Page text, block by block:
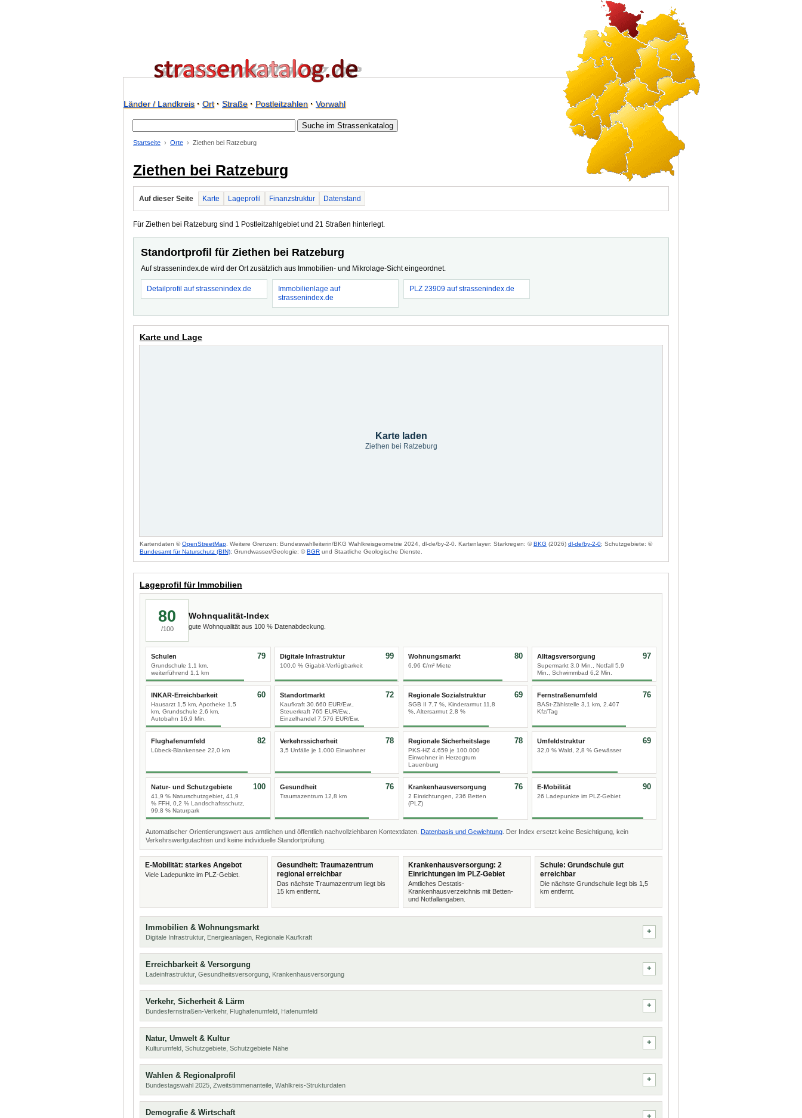
Länder / Landkreis· Ort· Straße· Postleitzahlen· Vorwahl
Startseite Orte Ziethen bei Ratzeburg
Ziethen bei Ratzeburg
Auf dieser Seite Karte Lageprofil Finanzstruktur Datenstand
Für Ziethen bei Ratzeburg sind 1 Postleitzahlgebiet und 21 Straßen hinterlegt.
Standortprofil für Ziethen bei Ratzeburg
Auf strassenindex.de wird der Ort zusätzlich aus Immobilien- und Mikrolage-Sicht eingeordnet.
Detailprofil auf strassenindex.de
Immobilienlage auf
strassenindex.de
PLZ 23909 auf strassenindex.de
Karte und Lage
Karte laden
Ziethen bei Ratzeburg
Kartendaten ©OpenStreetMap . Weitere Grenzen: Bundeswahlleiterin/BKG Wahlkreisgeometrie 2024, dl-de/by-2-0. Kartenlayer: Starkregen: ©BKG (2026) dl-de/by-2-0; Schutzgebiete: ©
Bundesamt für Naturschutz (BfN); Grundwasser/Geologie: ©BGR und Staatliche Geologische Dienste.
Lageprofil für Immobilien
80
/100
Wohnqualität-Index
gute Wohnqualität aus 100 % Datenabdeckung.
Schulen
Grundschule 1,1 km,
weiterführend 1,1 km
79 Digitale Infrastruktur
100,0 % Gigabit-Verfügbarkeit
99 Wohnungsmarkt
6,96 €/m² Miete
80 Alltagsversorgung
Supermarkt 3,0 Min., Notfall 5,9
Min., Schwimmbad 6,2 Min.
97
INKAR-Erreichbarkeit
Hausarzt 1,5 km, Apotheke 1,5
km, Grundschule 2,6 km,
Autobahn 16,9 Min.
60 Standortmarkt
Kaufkraft 30.660 EUR/Ew.,
Steuerkraft 765 EUR/Ew.,
Einzelhandel 7.576 EUR/Ew.
72 Regionale Sozialstruktur
SGB II 7,7 %, Kinderarmut 11,8
%, Altersarmut 2,8 %
69 Fernstraßenumfeld
BASt-Zählstelle 3,1 km, 2.407
Kfz/Tag
76
Flughafenumfeld
Lübeck-Blankensee 22,0 km
82 Verkehrssicherheit
3,5 Unfälle je 1.000 Einwohner
78 Regionale Sicherheitslage
PKS-HZ 4.659 je 100.000
Einwohner in Herzogtum
Lauenburg
78 Umfeldstruktur
32,0 % Wald, 2,8 % Gewässer
69
Natur- und Schutzgebiete
41,9 % Naturschutzgebiet, 41,9
% FFH, 0,2 % Landschaftsschutz,
99,8 % Naturpark
100 Gesundheit
Traumazentrum 12,8 km
76 Krankenhausversorgung
2 Einrichtungen, 236 Betten
(PLZ)
76 E-Mobilität
26 Ladepunkte im PLZ-Gebiet
90
Automatischer Orientierungswert aus amtlichen und öffentlich nachvollziehbaren Kontextdaten. Datenbasis und Gewichtung . Der Index ersetzt keine Besichtigung, kein
Verkehrswertgutachten und keine individuelle Standortprüfung.
E-Mobilität: starkes Angebot
Viele Ladepunkte im PLZ-Gebiet.
Gesundheit: Traumazentrum
regional erreichbar
Das nächste Traumazentrum liegt bis
15 km entfernt.
Krankenhausversorgung: 2
Einrichtungen im PLZ-Gebiet
Amtliches Destatis-
Krankenhausverzeichnis mit Betten-
und Notfallangaben.
Schule: Grundschule gut
erreichbar
Die nächste Grundschule liegt bis 1,5
km entfernt.
Immobilien & Wohnungsmarkt
Digitale Infrastruktur, Energieanlagen, Regionale Kaufkraft
Erreichbarkeit & Versorgung
Ladeinfrastruktur, Gesundheitsversorgung, Krankenhausversorgung
Verkehr, Sicherheit & Lärm
Bundesfernstraßen-Verkehr, Flughafenumfeld, Hafenumfeld
Natur, Umwelt & Kultur
Kulturumfeld, Schutzgebiete, Schutzgebiete Nähe
Wahlen & Regionalprofil
Bundestagswahl 2025, Zweitstimmenanteile, Wahlkreis-Strukturdaten
Demografie & Wirtschaft